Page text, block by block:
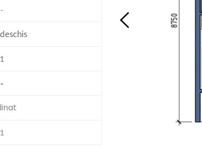
-
1
-
1